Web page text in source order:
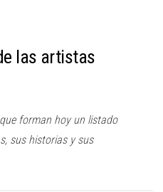
las artistas
forman hoy un listado
sus historias y sus